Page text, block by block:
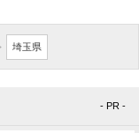
埼玉県
- PR -